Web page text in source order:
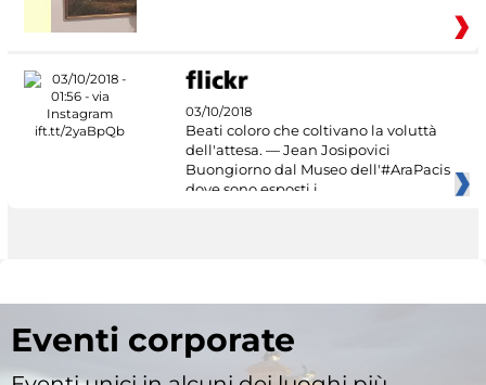
03/10/2018
Beati coloro che coltivano la voluttà
dell'attesa. — Jean Josipovici
Buongiorno dal Museo dell'#AraPacis
dove sono esposti i
Eventi corporate